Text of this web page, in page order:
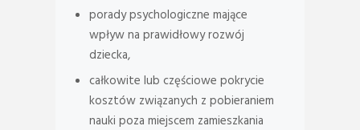
porady psychologiczne mające
wpływ na prawidłowy rozwój
dziecka,
całkowite lub częściowe pokrycie
kosztów związanych z pobieraniem
nauki poza miejscem zamieszkania